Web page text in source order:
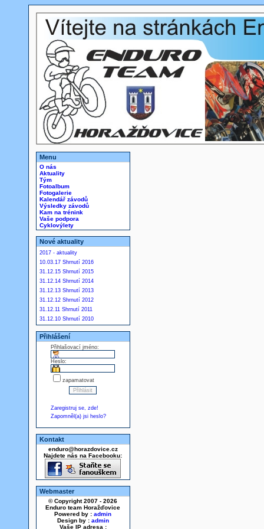
Menu
O nás
Aktuality
Tým
Fotoalbum
Fotogalerie
Kalendář závodů
Výsledky závodů
Kam na trénink
Vaše podpora
Cyklovýlety
Nové aktuality
2017 - aktuality
10.03.17 Shrnutí 2016
31.12.15 Shrnutí 2015
31.12.14 Shrnutí 2014
31.12.13 Shrnutí 2013
31.12.12 Shrnutí 2012
31.12.11 Shrnutí 2011
31.12.10 Shrnutí 2010
Přihlášení
Přihlašovací jméno:
Heslo:
zapamatovat
Zaregistruj se, zde!
Zapomněl(a) jsi heslo?
Kontakt
enduro@horazdovice.cz
Najdete nás na Facebooku:
Webmaster
© Copyright 2007 - 2026
Enduro team Horažďovice
Powered by : admin
Design by : admin
Vaše IP adresa :